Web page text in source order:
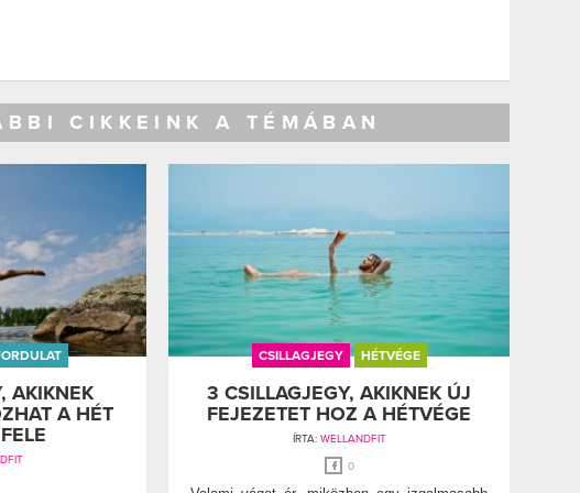
CIKKEINK A TÉMÁBAN
AKIKNEK
A HÉT
CSILLAGJEGY HÉTVÉGE
3 CSILLAGJEGY, AKIKNEK ÚJ
FEJEZETET HOZ A HÉTVÉGE
ÍRTA: WELLANDFIT
0